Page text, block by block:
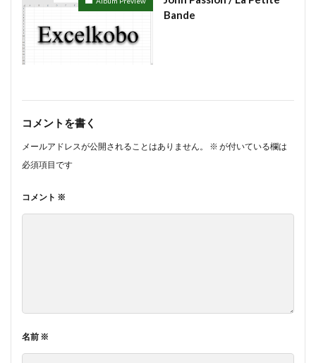
Bande
コメントを書く
メールアドレスが公開されることはありません。 ※ が付いている欄は
必須項目です
コメント ※
名前 ※